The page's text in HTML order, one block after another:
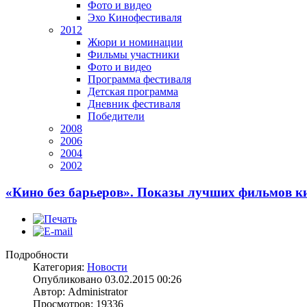
Фото и видео
Эхо Кинофестиваля
2012
Жюри и номинации
Фильмы участники
Фото и видео
Программа фестиваля
Детская программа
Дневник фестиваля
Победители
2008
2006
2004
2002
«Кино без барьеров». Показы лучших фильмов
Подробности
Категория: Новости
Опубликовано 03.02.2015 00:26
Автор: Administrator
Просмотров: 19336